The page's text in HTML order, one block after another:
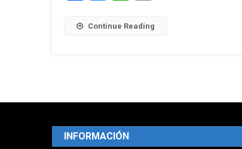
Continue Reading
INFORMACIÓN